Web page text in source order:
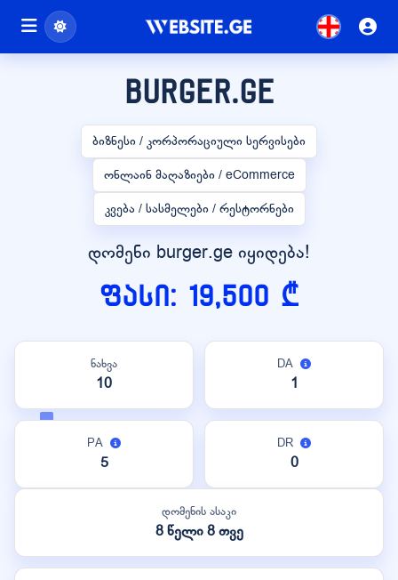
burger.ge
ბიზნესი / კორპორაციული სერვისები
ონლაინ მაღაზიები / eCommerce
კვება / სასმელები / რესტორნები
დომენი burger.ge იყიდება!
ფასი: 19,500 ₾
ნახვა
10
DA
1
PA
5
DR
0
დომენის ასაკი
8 წელი 8 თვე